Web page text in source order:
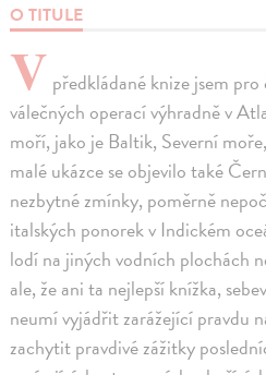
O TITULE
V předkládané knize jsem
válečných operací výhradně v
moří, jako je Baltik, Severní
malé ukázce se objevilo také
nezbytné zmínky, poměrně
italských ponorek v Indickém
lodí na jiných vodních plochách
ale, že ani ta nejlepší knížka,
neumí vyjádřit zarážející pravdu
zachytit pravdivé zážitky